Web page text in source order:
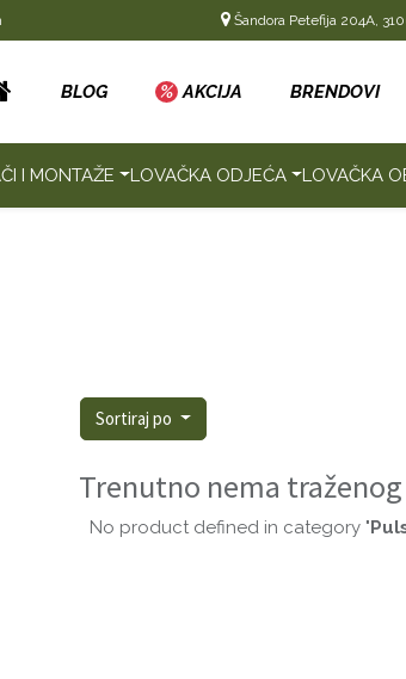
Šandora Petefija 204A,
BLOG % AKCIJA BRENDOVI
I MONTAŽE LOVAČKA ODJEĆA LOVAČKA
Sortiraj po
Trenutno nema
No product defined in category "